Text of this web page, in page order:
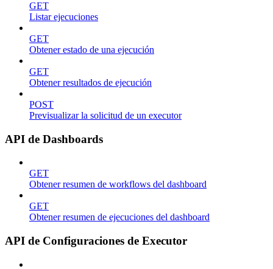
GET
Listar ejecuciones
GET
Obtener estado de una ejecución
GET
Obtener resultados de ejecución
POST
Previsualizar la solicitud de un executor
API de Dashboards
GET
Obtener resumen de workflows del dashboard
GET
Obtener resumen de ejecuciones del dashboard
API de Configuraciones de Executor